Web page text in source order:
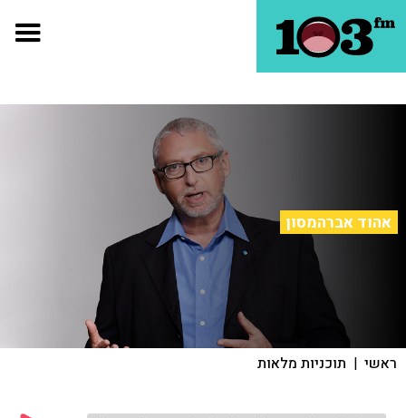
אהוד אברהמסון
ראשי | תוכניות מלאות